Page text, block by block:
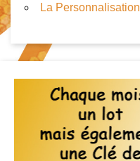
La Personnalisation